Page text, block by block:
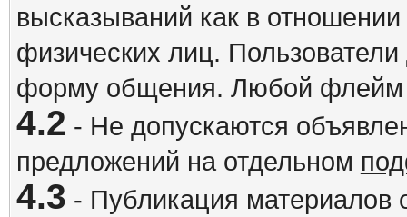
высказываний как в
физических лиц.
форму общения. Любой флейм
4.2 - Не допускаются
предложений на отдельном
4.3 - Публикация материалов